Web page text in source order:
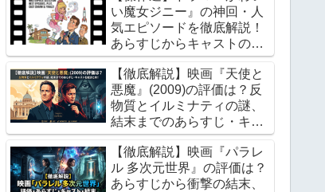
い魔女ジニー』の神回・人
気エピソードを徹底解説！
あらすじからキャストの魅
力、最終回の結末まで
【徹底解説】映画『天使と
悪魔』(2009)の評価は？反
物質とイルミナティの謎、
結末までのあらすじ・キャ
ストを総まとめ！
【徹底解説】映画『パラレ
ル 多次元世界』の評価は？
あらすじから衝撃の結末、